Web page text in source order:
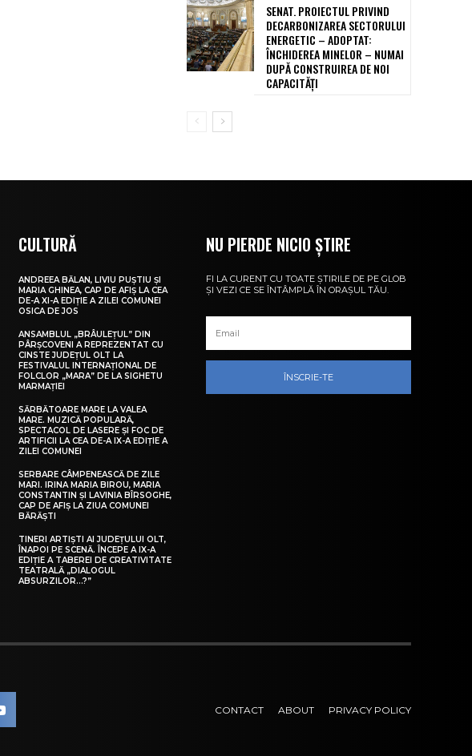
SENAT. PROIECTUL PRIVIND
DECARBONIZAREA SECTORULUI
ENERGETIC – ADOPTAT:
ÎNCHIDEREA MINELOR – NUMAI
DUPĂ CONSTRUIREA DE NOI
CAPACITĂȚI
CULTURĂ
ANDREEA BĂLAN, LIVIU PUȘTIU ȘI
MARIA GHINEA, CAP DE AFIȘ LA CEA
DE-A XI-A EDIȚIE A ZILEI COMUNEI
OSICA DE JOS
ANSAMBLUL „BRÂULEȚUL” DIN
PÂRȘCOVENI A REPREZENTAT CU
CINSTE JUDEȚUL OLT LA
FESTIVALUL INTERNAȚIONAL DE
FOLCLOR „MARA” DE LA SIGHETU
MARMAȚIEI
SĂRBĂTOARE MARE LA VALEA
MARE. MUZICĂ POPULARĂ,
SPECTACOL DE LASERE ȘI FOC DE
ARTIFICII LA CEA DE-A IX-A EDIȚIE A
ZILEI COMUNEI
SERBARE CÂMPENEASCĂ DE ZILE
MARI. IRINA MARIA BIROU, MARIA
CONSTANTIN ȘI LAVINIA BÎRSOGHE,
CAP DE AFIȘ LA ZIUA COMUNEI
BĂRĂȘTI
TINERI ARTIȘTI AI JUDEȚULUI OLT,
ÎNAPOI PE SCENĂ. ÎNCEPE A IX-A
EDIȚIE A TABEREI DE CREATIVITATE
TEATRALĂ „DIALOGUL
ABSURZILOR…?”
NU PIERDE NICIO ȘTIRE
FI LA CURENT CU TOATE ȘTIRILE DE PE GLOB
ȘI VEZI CE SE ÎNTÂMPLĂ ÎN ORAȘUL TĂU.
ÎNSCRIE-TE
CONTACT ABOUT PRIVACY POLICY